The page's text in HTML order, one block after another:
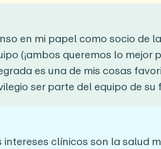
en mi papel como socio de
(¡ambos queremos lo mejor
es una de mis cosas
ser parte del equipo de su
intereses clínicos son la salud